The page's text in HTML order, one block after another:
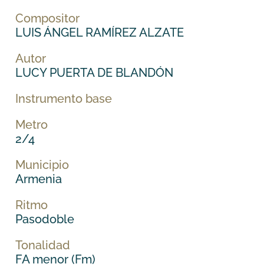
Compositor
LUIS ÁNGEL RAMÍREZ ALZATE
Autor
LUCY PUERTA DE BLANDÓN
Instrumento base
Metro
2/4
Municipio
Armenia
Ritmo
Pasodoble
Tonalidad
FA menor (Fm)